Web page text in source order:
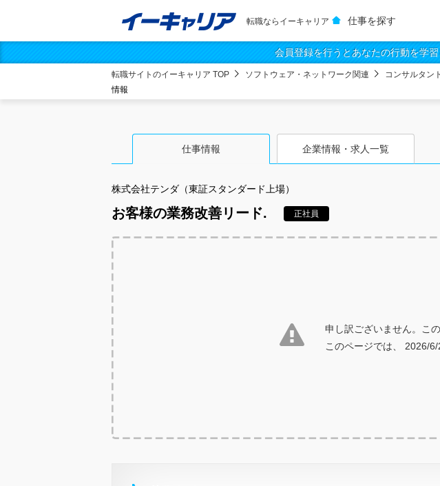
転職ならイーキャリア 仕事を探す
会員登録を行うとあなたの行動を学
転職サイトのイーキャリア TOP ソフトウェア・ネットワーク関連 コンサルタン
情報
仕事情報 企業情報・求人一覧
株式会社テンダ（東証スタンダード上場）
お客様の業務改善リード. 正社員
申し訳ございません。こ
このページでは、 2026/